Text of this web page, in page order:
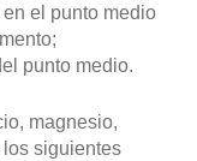
el punto medio
punto medio.
magnesio,
siguientes